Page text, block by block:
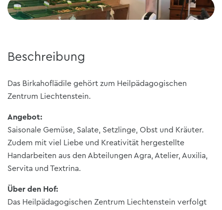
Beschreibung
Das Birkahoflädile gehört zum Heilpädagogischen
Zentrum Liechtenstein.
Angebot:
Saisonale Gemüse, Salate, Setzlinge, Obst und Kräuter.
Zudem mit viel Liebe und Kreativität hergestellte
Handarbeiten aus den Abteilungen Agra, Atelier, Auxilia,
Servita und Textrina.
Über den Hof:
Das Heilpädagogischen Zentrum Liechtenstein verfolgt